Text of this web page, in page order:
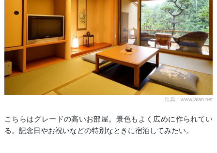
出典：www.jalan.net
こちらはグレードの高いお部屋。景色もよく広めに作られてい
る。記念日やお祝いなどの特別なときに宿泊してみたい。